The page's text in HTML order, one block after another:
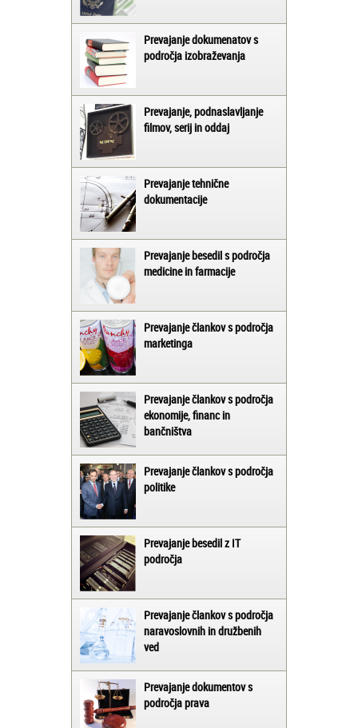
Prevajanje dokumenatov s
področja izobraževanja
Prevajanje, podnaslavljanje
filmov, serij in oddaj
Prevajanje tehnične
dokumentacije
Prevajanje besedil s področja
medicine in farmacije
Prevajanje člankov s področja
marketinga
Prevajanje člankov s področja
ekonomije, financ in
bančništva
Prevajanje člankov s področja
politike
Prevajanje besedil z IT
področja
Prevajanje člankov s področja
naravoslovnih in družbenih
ved
Prevajanje dokumentov s
področja prava